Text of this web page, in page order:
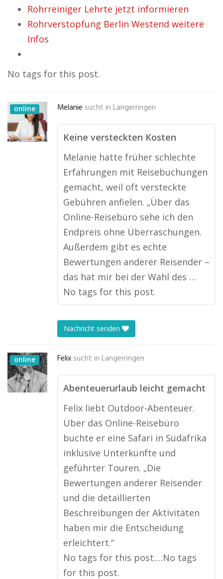
Rohrreiniger Lehrte jetzt informieren
Rohrverstopfung Berlin Westend weitere
Infos
No tags for this post.
online Melanie sucht in Langerringen
Keine versteckten Kosten
Melanie hatte früher schlechte
Erfahrungen mit Reisebuchungen
gemacht, weil oft versteckte
Gebühren anfielen. „Über das
Online-Reisebüro sehe ich den
Endpreis ohne Überraschungen.
Außerdem gibt es echte
Bewertungen anderer Reisender –
das hat mir bei der Wahl des …
No tags for this post.
Nachricht senden
online Felix sucht in Langerringen
Abenteuerurlaub leicht gemacht
Felix liebt Outdoor-Abenteuer.
Über das Online-Reisebüro
buchte er eine Safari in Südafrika
inklusive Unterkünfte und
geführter Touren. „Die
Bewertungen anderer Reisender
und die detaillierten
Beschreibungen der Aktivitäten
haben mir die Entscheidung
erleichtert.“
No tags for this post.…No tags
for this post.